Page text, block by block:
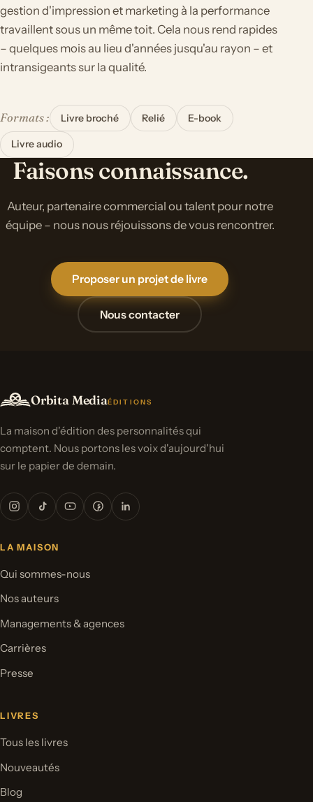
gestion d'impression et marketing à la performance
travaillent sous un même toit. Cela nous rend rapides
– quelques mois au lieu d'années jusqu'au rayon – et
intransigeants sur la qualité.
Formats : Livre broché Relié E-book
Livre audio
Faisons connaissance.
Auteur, partenaire commercial ou talent pour notre
équipe – nous nous réjouissons de vous rencontrer.
Proposer un projet de livre
Nous contacter
Orbita MediaÉDITIONS
La maison d'édition des personnalités qui
comptent. Nous portons les voix d'aujourd'hui
sur le papier de demain.
LA MAISON
Qui sommes-nous
Nos auteurs
Managements & agences
Carrières
Presse
LIVRES
Tous les livres
Nouveautés
Blog